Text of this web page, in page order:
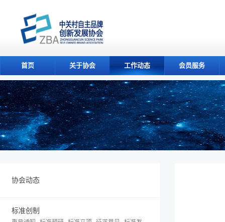
首页 关于协会 工作动态 会员服务
协会动态
标准创制